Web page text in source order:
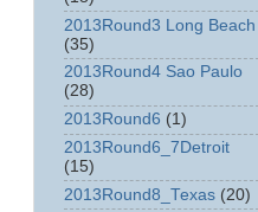
2013Round3 Long Beach
(35)
2013Round4 Sao Paulo
(28)
2013Round6 (1)
2013Round6_7Detroit
(15)
2013Round8_Texas (20)